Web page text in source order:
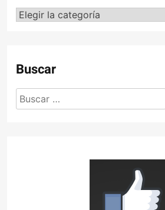
Categorías
Buscar
Buscar: